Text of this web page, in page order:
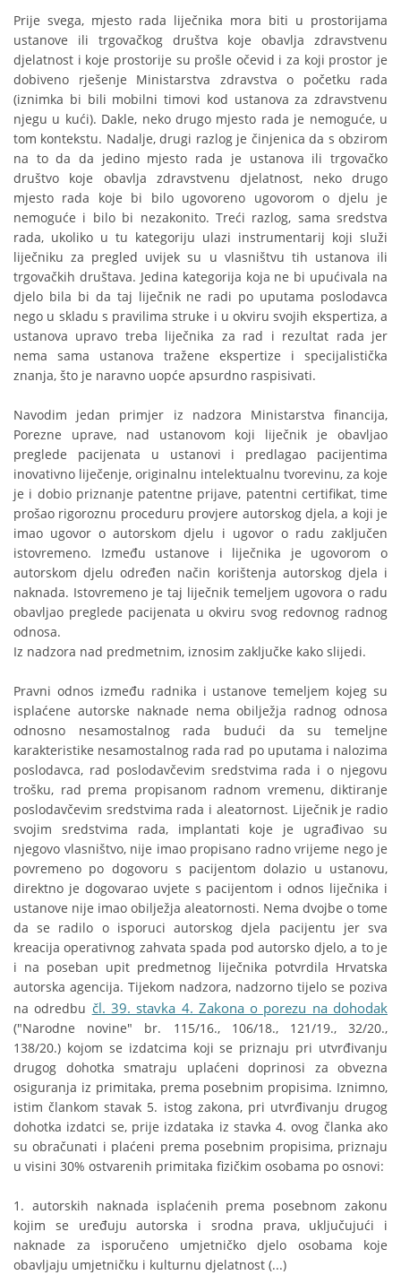
Prije svega, mjesto rada liječnika mora biti u prostorijama
ustanove ili trgovačkog društva koje obavlja zdravstvenu
djelatnost i koje prostorije su prošle očevid i za koji prostor je
dobiveno rješenje Ministarstva zdravstva o početku rada
(iznimka bi bili mobilni timovi kod ustanova za zdravstvenu
njegu u kući). Dakle, neko drugo mjesto rada je nemoguće, u
tom kontekstu. Nadalje, drugi razlog je činjenica da s obzirom
na to da da jedino mjesto rada je ustanova ili trgovačko
društvo koje obavlja zdravstvenu djelatnost, neko drugo
mjesto rada koje bi bilo ugovoreno ugovorom o djelu je
nemoguće i bilo bi nezakonito. Treći razlog, sama sredstva
rada, ukoliko u tu kategoriju ulazi instrumentarij koji služi
liječniku za pregled uvijek su u vlasništvu tih ustanova ili
trgovačkih društava. Jedina kategorija koja ne bi upućivala na
djelo bila bi da taj liječnik ne radi po uputama poslodavca
nego u skladu s pravilima struke i u okviru svojih ekspertiza, a
ustanova upravo treba liječnika za rad i rezultat rada jer
nema sama ustanova tražene ekspertize i specijalistička
znanja, što je naravno uopće apsurdno raspisivati.
Navodim jedan primjer iz nadzora Ministarstva financija,
Porezne uprave, nad ustanovom koji liječnik je obavljao
preglede pacijenata u ustanovi i predlagao pacijentima
inovativno liječenje, originalnu intelektualnu tvorevinu, za koje
je i dobio priznanje patentne prijave, patentni certifikat, time
prošao rigoroznu proceduru provjere autorskog djela, a koji je
imao ugovor o autorskom djelu i ugovor o radu zaključen
istovremeno. Između ustanove i liječnika je ugovorom o
autorskom djelu određen način korištenja autorskog djela i
naknada. Istovremeno je taj liječnik temeljem ugovora o radu
obavljao preglede pacijenata u okviru svog redovnog radnog
odnosa.
Iz nadzora nad predmetnim, iznosim zaključke kako slijedi.
Pravni odnos između radnika i ustanove temeljem kojeg su
isplaćene autorske naknade nema obilježja radnog odnosa
odnosno nesamostalnog rada budući da su temeljne
karakteristike nesamostalnog rada rad po uputama i nalozima
poslodavca, rad poslodavčevim sredstvima rada i o njegovu
trošku, rad prema propisanom radnom vremenu, diktiranje
poslodavčevim sredstvima rada i aleatornost. Liječnik je radio
svojim sredstvima rada, implantati koje je ugrađivao su
njegovo vlasništvo, nije imao propisano radno vrijeme nego je
povremeno po dogovoru s pacijentom dolazio u ustanovu,
direktno je dogovarao uvjete s pacijentom i odnos liječnika i
ustanove nije imao obilježja aleatornosti. Nema dvojbe o tome
da se radilo o isporuci autorskog djela pacijentu jer sva
kreacija operativnog zahvata spada pod autorsko djelo, a to je
i na poseban upit predmetnog liječnika potvrdila Hrvatska
autorska agencija. Tijekom nadzora, nadzorno tijelo se poziva
na odredbu čl. 39. stavka 4. Zakona o porezu na dohodak
("Narodne novine" br. 115/16., 106/18., 121/19., 32/20.,
138/20.) kojom se izdatcima koji se priznaju pri utvrđivanju
drugog dohotka smatraju uplaćeni doprinosi za obvezna
osiguranja iz primitaka, prema posebnim propisima. Iznimno,
istim člankom stavak 5. istog zakona, pri utvrđivanju drugog
dohotka izdatci se, prije izdataka iz stavka 4. ovog članka ako
su obračunati i plaćeni prema posebnim propisima, priznaju
u visini 30% ostvarenih primitaka fizičkim osobama po osnovi:
1. autorskih naknada isplaćenih prema posebnom zakonu
kojim se uređuju autorska i srodna prava, uključujući i
naknade za isporučeno umjetničko djelo osobama koje
obavljaju umjetničku i kulturnu djelatnost (...)